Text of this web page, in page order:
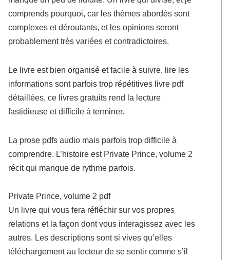
comprends pourquoi, car les thèmes abordés sont
complexes et déroutants, et les opinions seront
probablement très variées et contradictoires.
Le livre est bien organisé et facile à suivre, lire les
informations sont parfois trop répétitives livre pdf
détaillées, ce livres gratuits rend la lecture
fastidieuse et difficile à terminer.
La prose pdfs audio mais parfois trop difficile à
comprendre. L’histoire est Private Prince, volume 2
récit qui manque de rythme parfois.
Private Prince, volume 2 pdf
Un livre qui vous fera réfléchir sur vos propres
relations et la façon dont vous interagissez avec les
autres. Les descriptions sont si vives qu’elles
téléchargement au lecteur de se sentir comme s’il